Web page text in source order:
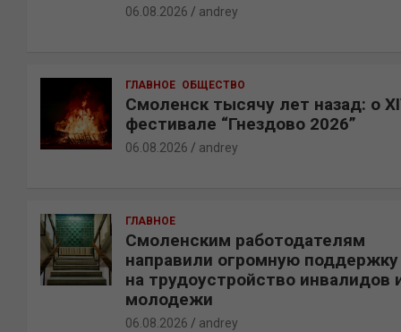
06.08.2026 andrey
ГЛАВНОЕ ОБЩЕСТВО
Смоленск тысячу лет назад: о
фестивале “Гнездово 2026”
06.08.2026 andrey
ГЛАВНОЕ
Смоленским работодателям
направили огромную поддержку
на трудоустройство инвалидов
молодежи
06.08.2026 andrey